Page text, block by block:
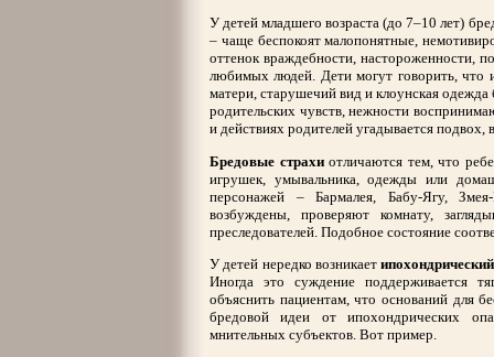
У детей младшего возраста (до 7–10 лет)
– чаще беспокоят малопонятные,
оттенок враждебности, настороженности,
любимых людей. Дети могут говорить, что
матери, старушечий вид и клоунская
родительских чувств, нежности
и действиях родителей угадывается подвох,
Бредовые страхиотличаются тем, что
игрушек, умывальника, одежды или
персонажей – Бармалея, Бабу-Ягу,
возбуждены, проверяют комнату,
преследователей. Подобное состояние
У детей нередко возникает
Иногда это суждение поддерживается
объяснить пациентам, что оснований для
бредовой идеи от ипохондрических
мнительных субъектов. Вот пример.